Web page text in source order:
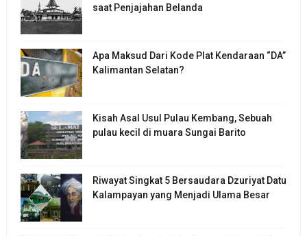
saat Penjajahan Belanda
Apa Maksud Dari Kode Plat Kendaraan “DA”
Kalimantan Selatan?
Kisah Asal Usul Pulau Kembang, Sebuah
pulau kecil di muara Sungai Barito
Riwayat Singkat 5 Bersaudara Dzuriyat Datu
Kalampayan yang Menjadi Ulama Besar